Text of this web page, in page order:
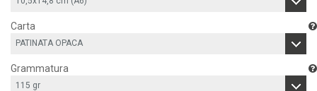
Carta
Grammatura